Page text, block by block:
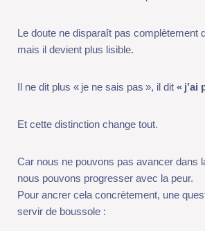
Et cette distinction change tout.
Car nous ne pouvons pas avancer dans la
Pour ancrer cela concrètement, une
«Est-ce que ce choix me rapproche de la
devenir… ou est-ce qu’il m’en éloigne?»